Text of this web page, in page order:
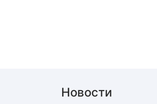
Новости